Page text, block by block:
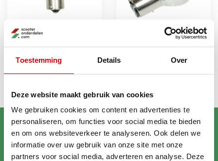
Toestemming Details Over
Deze website maakt gebruik van cookies
We gebruiken cookies om content en advertenties te
personaliseren, om functies voor social media te bieden
en om ons websiteverkeer te analyseren. Ook delen we
informatie over uw gebruik van onze site met onze
partners voor social media, adverteren en analyse. Deze